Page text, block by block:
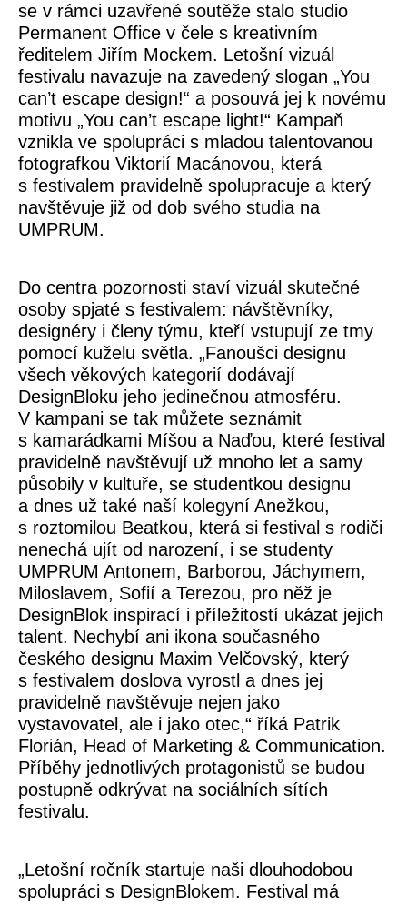
se v rámci uzavřené soutěže stalo studio
Permanent Office v čele s kreativním
ředitelem Jiřím Mockem. Letošní vizuál
festivalu navazuje na zavedený slogan „You
can’t escape design!“ a posouvá jej k novému
motivu „You can’t escape light!“ Kampaň
vznikla ve spolupráci s mladou talentovanou
fotografkou Viktorií Macánovou, která
s festivalem pravidelně spolupracuje a který
navštěvuje již od dob svého studia na
UMPRUM.
Do centra pozornosti staví vizuál skutečné
osoby spjaté s festivalem: návštěvníky,
designéry i členy týmu, kteří vstupují ze tmy
pomocí kuželu světla. „Fanoušci designu
všech věkových kategorií dodávají
DesignBloku jeho jedinečnou atmosféru.
V kampani se tak můžete seznámit
s kamarádkami Míšou a Naďou, které festival
pravidelně navštěvují už mnoho let a samy
působily v kultuře, se studentkou designu
a dnes už také naší kolegyní Anežkou,
s roztomilou Beatkou, která si festival s rodiči
nenechá ujít od narození, i se studenty
UMPRUM Antonem, Barborou, Jáchymem,
Miloslavem, Sofií a Terezou, pro něž je
DesignBlok inspirací i příležitostí ukázat jejich
talent. Nechybí ani ikona současného
českého designu Maxim Velčovský, který
s festivalem doslova vyrostl a dnes jej
pravidelně navštěvuje nejen jako
vystavovatel, ale i jako otec,“ říká Patrik
Florián, Head of Marketing & Communication.
Příběhy jednotlivých protagonistů se budou
postupně odkrývat na sociálních sítích
festivalu.
„Letošní ročník startuje naši dlouhodobou
spolupráci s DesignBlokem. Festival má